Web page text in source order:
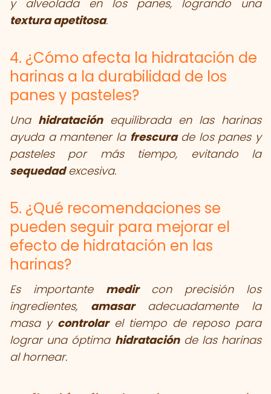
y alveolada en los panes, logrando una
textura apetitosa.
4. ¿Cómo afecta la hidratación de
harinas a la durabilidad de los
panes y pasteles?
Una hidrataciónequilibrada en las harinas
ayuda a mantener la frescurade los panes y
pasteles por más tiempo, evitando la
sequedadexcesiva.
5. ¿Qué recomendaciones se
pueden seguir para mejorar el
efecto de hidratación en las
harinas?
Es importante medircon precisión los
ingredientes, amasaradecuadamente la
masa y controlarel tiempo de reposo para
lograr una óptima hidrataciónde las harinas
al hornear.